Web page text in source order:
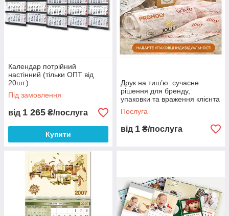
Календар потрійний
настінний (тільки ОПТ від
20шт.)
Під замовлення
від 1 265 ₴/послуга
Купити
Друк на тиш’ю: сучасне
рішення для бренду,
упаковки та враження клієнта
Послуга
від 1 ₴/послуга